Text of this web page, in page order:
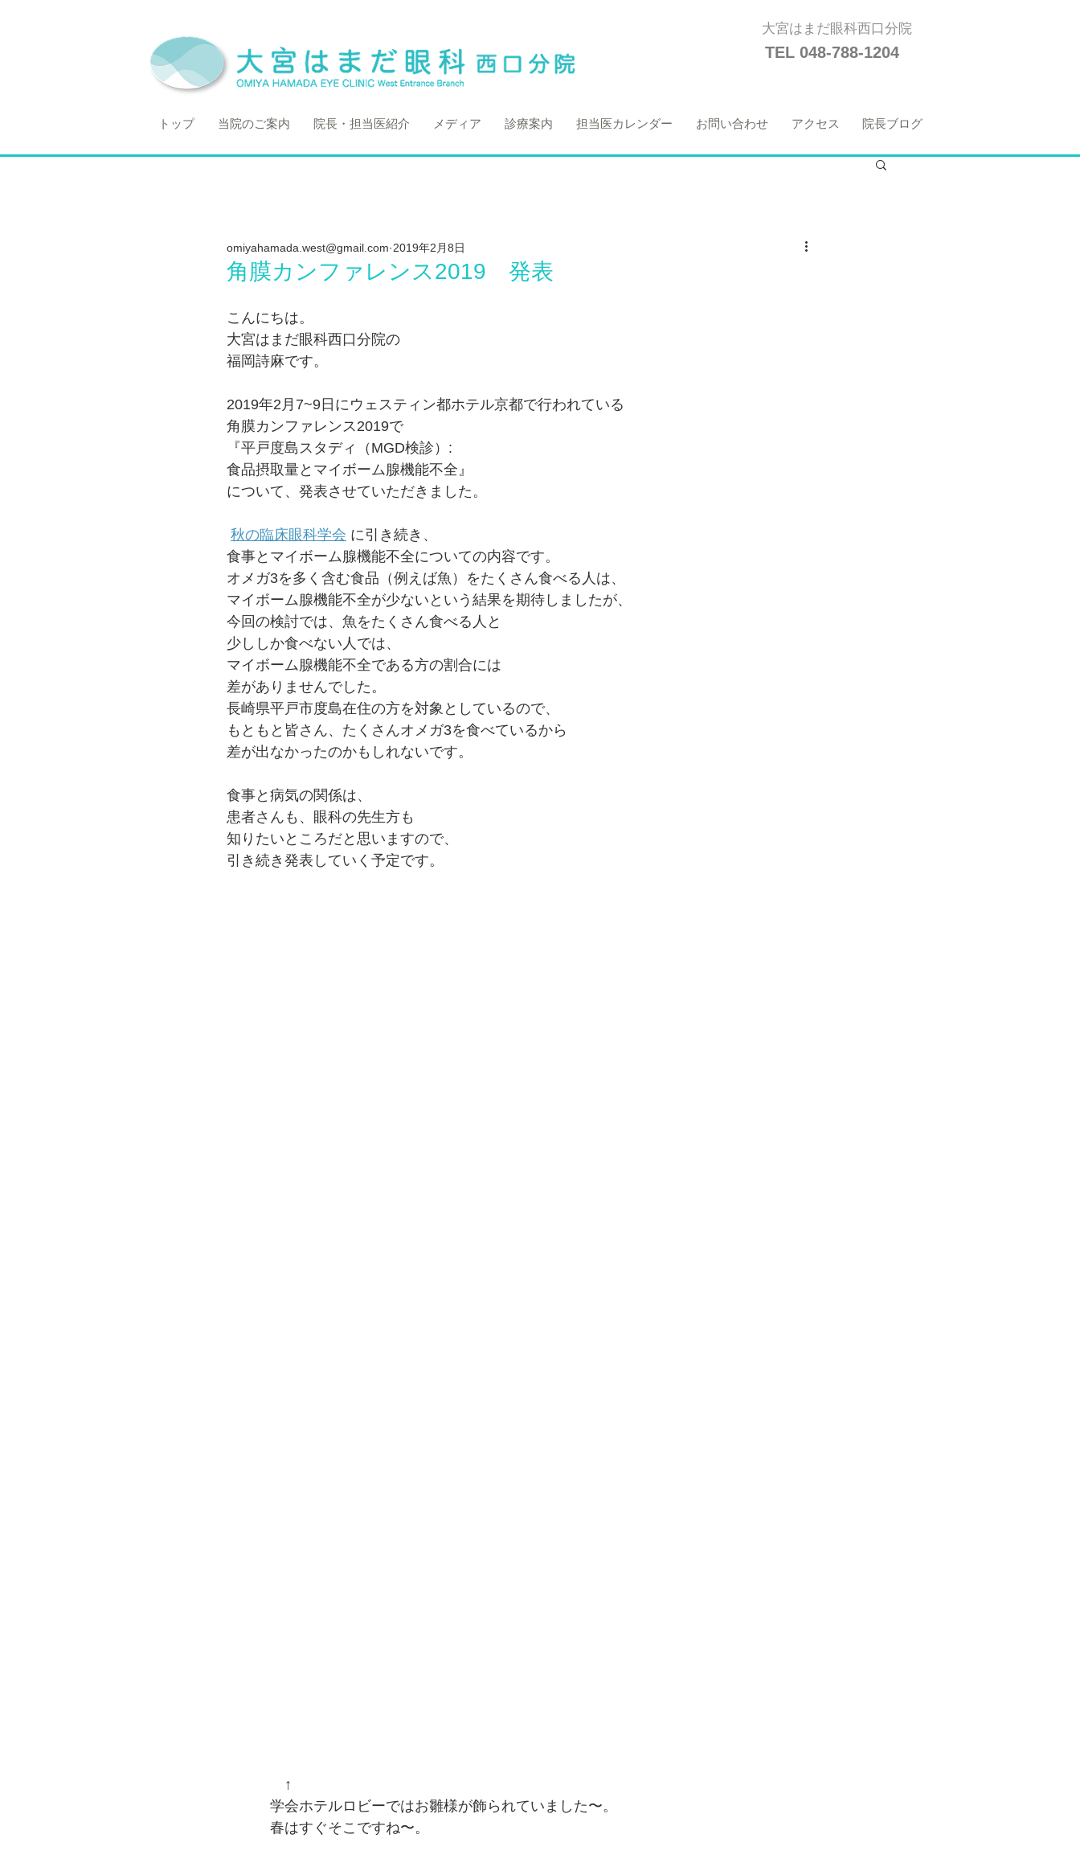
大宮はまだ眼科西口分院
TEL 048-788-1204
トップ 当院のご案内 院長・担当医紹介 メディア 診療案内 担当医カレンダー お問い合わせ アクセス 院長ブログ
角膜カンファレンス2019 発表
omiyahamada.west@gmail.com 2019年2月8日
こんにちは。
大宮はまだ眼科西口分院の
福岡詩麻です。
2019年2月7~9日にウェスティン都ホテル京都で行われている
角膜カンファレンス2019で
『平戸度島スタディ（MGD検診）:
食品摂取量とマイボーム腺機能不全』
について、発表させていただきました。
秋の臨床眼科学会 に引き続き、
食事とマイボーム腺機能不全についての内容です。
オメガ3を多く含む食品（例えば魚）をたくさん食べる人は、
マイボーム腺機能不全が少ないという結果を期待しましたが、
今回の検討では、魚をたくさん食べる人と
少ししか食べない人では、
マイボーム腺機能不全である方の割合には
差がありませんでした。
長崎県平戸市度島在住の方を対象としているので、
もともと皆さん、たくさんオメガ3を食べているから
差が出なかったのかもしれないです。
食事と病気の関係は、
患者さんも、眼科の先生方も
知りたいところだと思いますので、
引き続き発表していく予定です。
↑
学会ホテルロビーではお雛様が飾られていました〜。
春はすぐそこですね〜。